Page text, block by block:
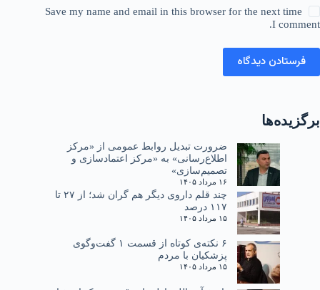
Save my name and email in this browser for the next time
I comment.
فرستادن دیدگاه
برگزیده‌ها
ضرورت تبدیل روابط عمومی از «مرکز
اطلاع‌رسانی» به «مرکز اعتمادسازی و
تصمیم‌سازی»
۱۶ مرداد ۱۴۰۵
چند قلم داروی دیگر هم گران شد؛ از ۲۷ تا
۱۱۷ درصد
۱۵ مرداد ۱۴۰۵
۶ نکته‌ی کوتاه از قسمت ۱ گفت‌وگوی
پزشکیان با مردم
۱۵ مرداد ۱۴۰۵